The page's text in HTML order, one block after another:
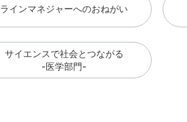
ラインマネジャーへのおねがい
サイエンスで社会とつながる
-医学部門-